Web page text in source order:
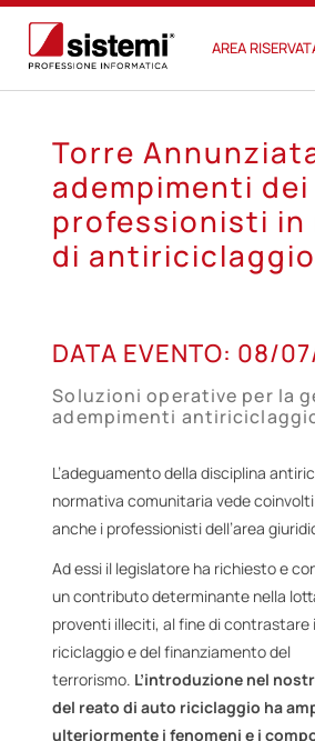
AREA
Torre
adempimenti dei
professionisti in
di antiriciclaggio
08
LUG
DATA EVENTO: 08/
Soluzioni operative per la
adempimenti
L’adeguamento della disciplina
normativa comunitaria vede
anche i professionisti dell’area
Ad essi il legislatore ha richiesto e
un contributo determinante nella
proventi illeciti, al fine di contrastare
riciclaggio e del finanziamento del
terrorismo. L’introduzione nel
del reato di auto riciclaggio ha
ulteriormente i fenomeni e i